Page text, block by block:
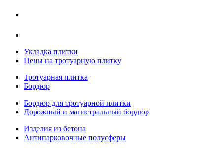
Укладка плитки
Цены на тротуарную плитку
Тротуарная плитка
Бордюр
Бордюр для тротуарной плитки
Дорожный и магистральный бордюр
Изделия из бетона
Антипарковочные полусферы